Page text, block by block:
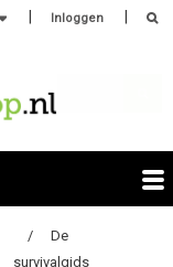
Inloggen
De
survivalgids